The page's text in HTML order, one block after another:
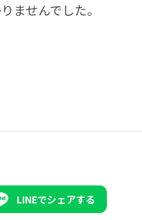
ませんでした。
LINEでシェアする